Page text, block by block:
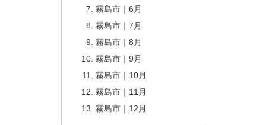
霧島市｜6月
霧島市｜7月
霧島市｜8月
霧島市｜9月
霧島市｜10月
霧島市｜11月
霧島市｜12月